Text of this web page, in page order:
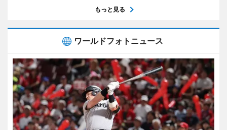
もっと見る
ワールドフォトニュース